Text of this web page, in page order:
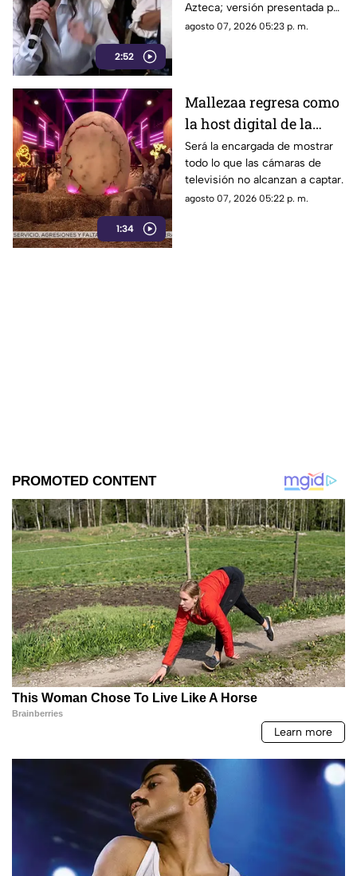
2:52
Reuters sobre la
credibilidad de TV
Azteca; versión presentada por
Liz Vilchis fue cuestionada al
agosto 07, 2026 05:23 p. m.
1:34
Mallezaa regresa como
la host digital de la
segunda temporada de
La Granja VIP
Será la encargada de mostrar
todo lo que las cámaras de
televisión no alcanzan a captar.
agosto 07, 2026 05:22 p. m.